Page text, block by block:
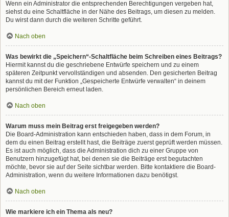
Wenn ein Administrator die entsprechenden Berechtigungen vergeben hat,
siehst du eine Schaltfläche in der Nähe des Beitrags, um diesen zu melden.
Du wirst dann durch die weiteren Schritte geführt.
Nach oben
Was bewirkt die „Speichern“-Schaltfläche beim Schreiben eines Beitrags?
Hiermit kannst du die geschriebene Entwürfe speichern und zu einem
späteren Zeitpunkt vervollständigen und absenden. Den gesicherten Beitrag
kannst du mit der Funktion „Gespeicherte Entwürfe verwalten“ in deinem
persönlichen Bereich erneut laden.
Nach oben
Warum muss mein Beitrag erst freigegeben werden?
Die Board-Administration kann entschieden haben, dass in dem Forum, in
dem du einen Beitrag erstellt hast, die Beiträge zuerst geprüft werden müssen.
Es ist auch möglich, dass die Administration dich zu einer Gruppe von
Benutzern hinzugefügt hat, bei denen sie die Beiträge erst begutachten
möchte, bevor sie auf der Seite sichtbar werden. Bitte kontaktiere die Board-
Administration, wenn du weitere Informationen dazu benötigst.
Nach oben
Wie markiere ich ein Thema als neu?